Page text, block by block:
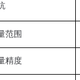
范围
精度